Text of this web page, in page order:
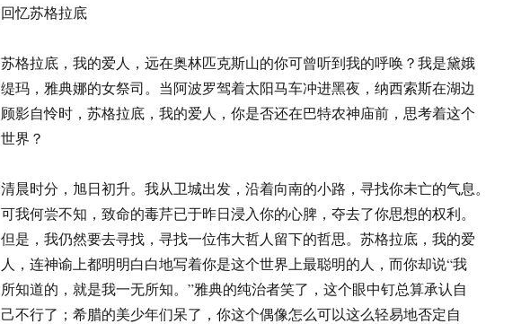
回忆苏格拉底
苏格拉底，我的爱人，远在奥林匹克斯山的你可曾听到我的呼唤？我是黛娥
缇玛，雅典娜的女祭司。当阿波罗驾着太阳马车冲进黑夜，纳西索斯在湖边
顾影自怜时，苏格拉底，我的爱人，你是否还在巴特农神庙前，思考着这个
世界？
清晨时分，旭日初升。我从卫城出发，沿着向南的小路，寻找你未亡的气息。
可我何尝不知，致命的毒芹已于昨日浸入你的心脾，夺去了你思想的权利。
但是，我仍然要去寻找，寻找一位伟大哲人留下的哲思。苏格拉底，我的爱
人，连神谕上都明明白白地写着你是这个世界上最聪明的人，而你却说“我
所知道的，就是我一无所知。”雅典的纯治者笑了，这个眼中钉总算承认自
己不行了；希腊的美少年们呆了，你这个偶像怎么可以这么轻易地否定自